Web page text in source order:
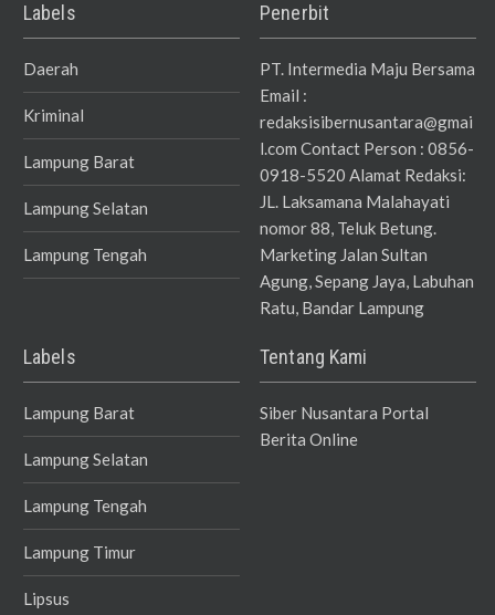
Labels
Daerah
Kriminal
Lampung Barat
Lampung Selatan
Lampung Tengah
Penerbit
PT. Intermedia Maju Bersama
Email :
redaksisibernusantara@gmai
l.com Contact Person : 0856-
0918-5520 Alamat Redaksi:
JL. Laksamana Malahayati
nomor 88, Teluk Betung.
Marketing Jalan Sultan
Agung, Sepang Jaya, Labuhan
Ratu, Bandar Lampung
Labels
Lampung Barat
Lampung Selatan
Lampung Tengah
Lampung Timur
Lipsus
Tentang Kami
Siber Nusantara Portal
Berita Online